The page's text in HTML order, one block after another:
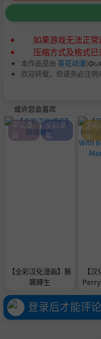
如果游戏无法正
压缩方式及格式
本作品是由 茶花动漫
欢迎转载，但请务必注明
或许您会喜欢
【全彩汉化漫画】無
職轉生
中文漫
画
全彩漫
画
【
ider-
全
化
登录后才能评